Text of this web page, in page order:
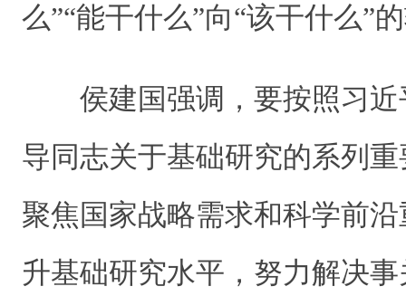
么”“能干什么”向“该干什么”
侯建国强调，要按照习近
导同志关于基础研究的系列
聚焦国家战略需求和科学前
升基础研究水平，努力解决